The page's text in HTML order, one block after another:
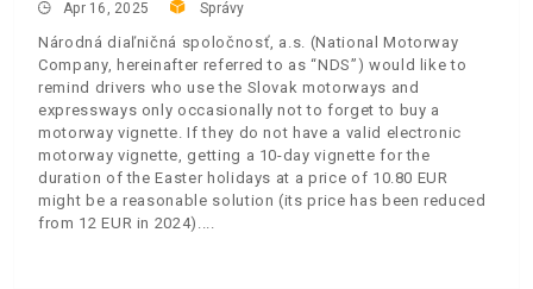
Apr 16, 2025 Správy
Národná diaľničná spoločnosť, a.s. (National Motorway
Company, hereinafter referred to as “NDS”) would like to
remind drivers who use the Slovak motorways and
expressways only occasionally not to forget to buy a
motorway vignette. If they do not have a valid electronic
motorway vignette, getting a 10-day vignette for the
duration of the Easter holidays at a price of 10.80 EUR
might be a reasonable solution (its price has been reduced
from 12 EUR in 2024).